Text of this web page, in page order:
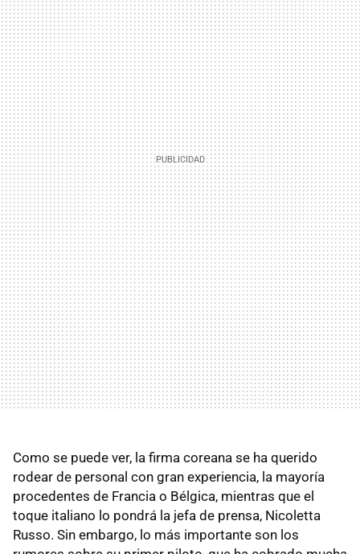
Como se puede ver, la firma coreana se ha querido
rodear de personal con gran experiencia, la mayoría
procedentes de Francia o Bélgica, mientras que el
toque italiano lo pondrá la jefa de prensa, Nicoletta
Russo. Sin embargo, lo más importante son los